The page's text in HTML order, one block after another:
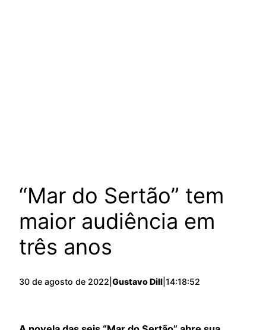
“Mar do Sertão” tem
maior audiência em
três anos
30 de agosto de 2022 Gustavo Dill 14:18:52